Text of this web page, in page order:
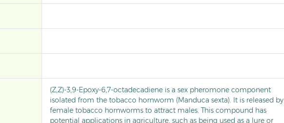
(Z,Z)-3,9-Epoxy-6,7-octadecadiene is a sex pheromone component
isolated from the tobacco hornworm (Manduca sexta). It is released by
female tobacco hornworms to attract males. This compound has
potential applications in agriculture, such as being used as a lure or